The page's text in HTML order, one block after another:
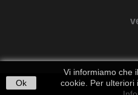
Ok
Vi informiamo che
cookie. Per ulteriori